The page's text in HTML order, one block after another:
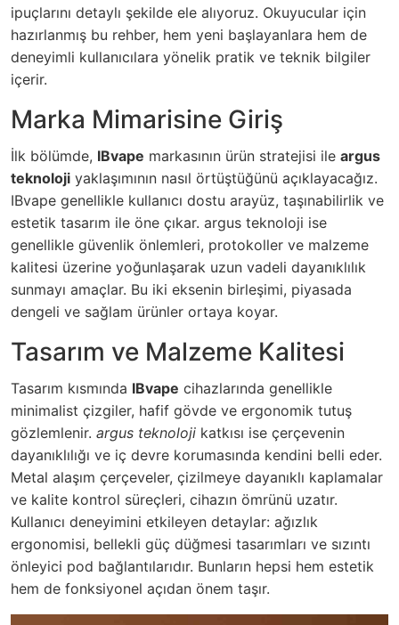
ipuçlarını detaylı şekilde ele alıyoruz. Okuyucular için
hazırlanmış bu rehber, hem yeni başlayanlara hem de
deneyimli kullanıcılara yönelik pratik ve teknik bilgiler
içerir.
Marka Mimarisine Giriş
İlk bölümde, IBvape markasının ürün stratejisi ile argus
teknoloji yaklaşımının nasıl örtüştüğünü açıklayacağız.
IBvape genellikle kullanıcı dostu arayüz, taşınabilirlik ve
estetik tasarım ile öne çıkar. argus teknoloji ise
genellikle güvenlik önlemleri, protokoller ve malzeme
kalitesi üzerine yoğunlaşarak uzun vadeli dayanıklılık
sunmayı amaçlar. Bu iki eksenin birleşimi, piyasada
dengeli ve sağlam ürünler ortaya koyar.
Tasarım ve Malzeme Kalitesi
Tasarım kısmında IBvape cihazlarında genellikle
minimalist çizgiler, hafif gövde ve ergonomik tutuş
gözlemlenir. argus teknoloji katkısı ise çerçevenin
dayanıklılığı ve iç devre korumasında kendini belli eder.
Metal alaşım çerçeveler, çizilmeye dayanıklı kaplamalar
ve kalite kontrol süreçleri, cihazın ömrünü uzatır.
Kullanıcı deneyimini etkileyen detaylar: ağızlık
ergonomisi, bellekli güç düğmesi tasarımları ve sızıntı
önleyici pod bağlantılarıdır. Bunların hepsi hem estetik
hem de fonksiyonel açıdan önem taşır.